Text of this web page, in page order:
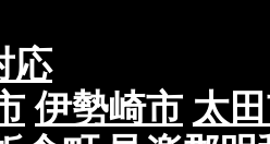
応
伊勢崎市 太